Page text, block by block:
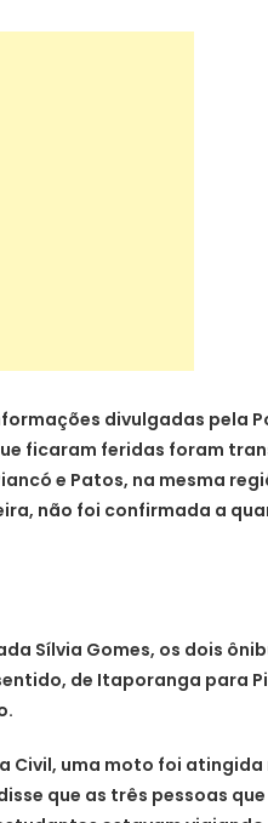
divulgadas pela
ficaram feridas foram
e Patos, na mesma
não foi confirmada a
Sílvia Gomes, os dois
de Itaporanga para
Civil, uma moto foi atingida
que as três pessoas